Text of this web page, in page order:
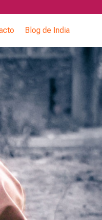
Blog de India